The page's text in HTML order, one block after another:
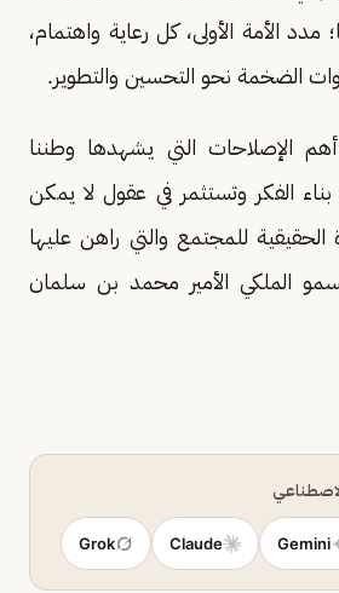
الأمة الأولى، كل رعاية واهتمام،
الضخمة نحو التحسين والتطوير.
الإصلاحات التي يشهدها وطننا
بناء الفكر وتستثمر في عقول لا يمكن
للمجتمع والتي راهن عليها
الملكي الأمير محمد بن سلمان
Gemini
Claude
Grok